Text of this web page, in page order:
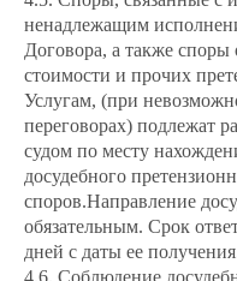
ненадлежащим
Договора, а также споры
стоимости и прочих
Услугам, (при
переговорах) подлежат
судом по месту
досудебного
споров.Направление
обязательным. Срок
дней с даты ее
4.6. Соблюдение